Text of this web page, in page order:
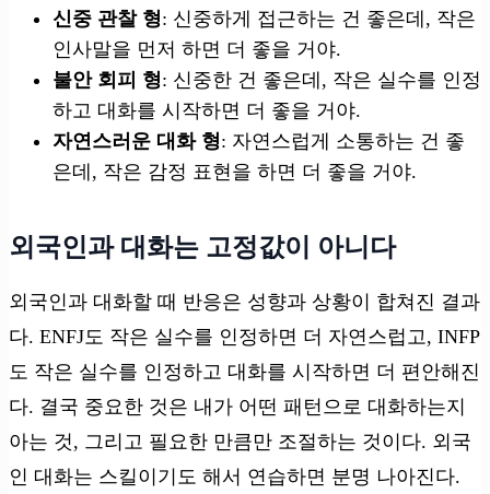
신중 관찰 형: 신중하게 접근하는 건 좋은데, 작은
인사말을 먼저 하면 더 좋을 거야.
불안 회피 형: 신중한 건 좋은데, 작은 실수를 인정
하고 대화를 시작하면 더 좋을 거야.
자연스러운 대화 형: 자연스럽게 소통하는 건 좋
은데, 작은 감정 표현을 하면 더 좋을 거야.
외국인과 대화는 고정값이 아니다
외국인과 대화할 때 반응은 성향과 상황이 합쳐진 결과
다. ENFJ도 작은 실수를 인정하면 더 자연스럽고, INFP
도 작은 실수를 인정하고 대화를 시작하면 더 편안해진
다. 결국 중요한 것은 내가 어떤 패턴으로 대화하는지
아는 것, 그리고 필요한 만큼만 조절하는 것이다. 외국
인 대화는 스킬이기도 해서 연습하면 분명 나아진다.